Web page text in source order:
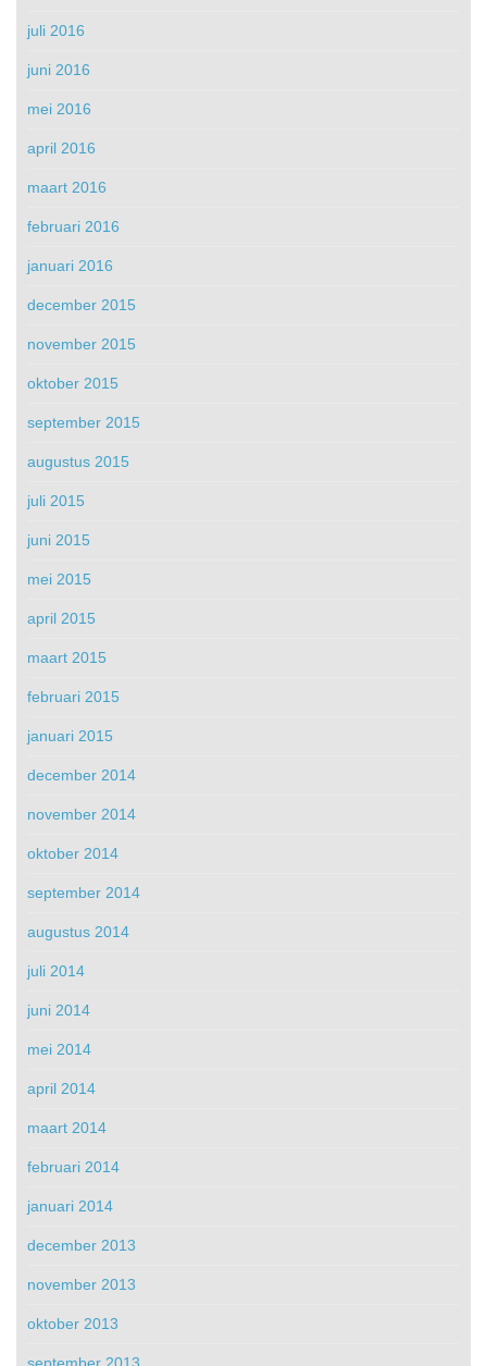
juli 2016
juni 2016
mei 2016
april 2016
maart 2016
februari 2016
januari 2016
december 2015
november 2015
oktober 2015
september 2015
augustus 2015
juli 2015
juni 2015
mei 2015
april 2015
maart 2015
februari 2015
januari 2015
december 2014
november 2014
oktober 2014
september 2014
augustus 2014
juli 2014
juni 2014
mei 2014
april 2014
maart 2014
februari 2014
januari 2014
december 2013
november 2013
oktober 2013